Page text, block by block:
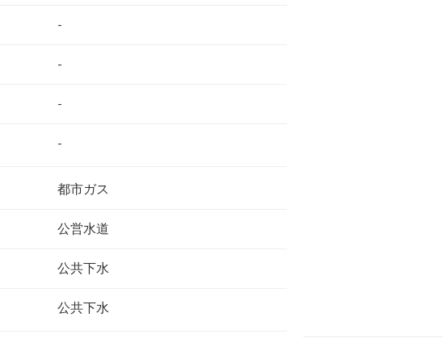
-
-
-
-
都市ガス
公営水道
公共下水
公共下水